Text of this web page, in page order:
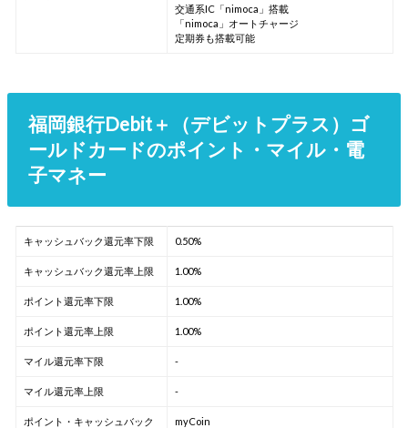
交通系IC「nimoca」搭載
「nimoca」オートチャージ
定期券も搭載可能
福岡銀行Debit＋（デビットプラス）ゴ
ールドカードのポイント・マイル・電
子マネー
キャッシュバック還元率下限 0.50%
キャッシュバック還元率上限 1.00%
ポイント還元率下限 1.00%
ポイント還元率上限 1.00%
マイル還元率下限 -
マイル還元率上限 -
ポイント・キャッシュバック
myCoin